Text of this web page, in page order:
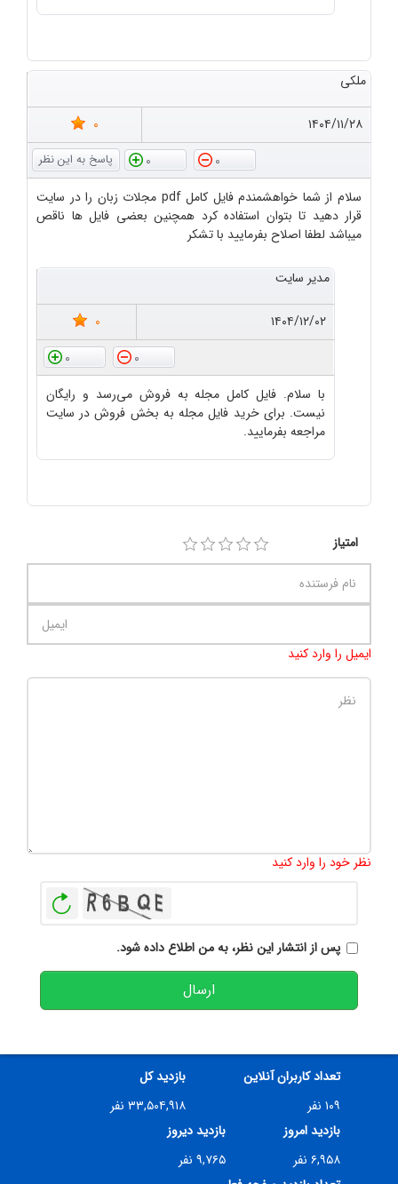
ملکی
۱۴۰۴/۱۱/۲۸
0
0
0
سلام از شما خواهشمندم فایل کامل pdf مجلات زبان را در سایت
قرار دهید تا بتوان استفاده کرد همچنین بعضی فایل ها ناقص
میباشد لطفا اصلاح بفرمایید با تشکر
مدیر سایت
۱۴۰۴/۱۲/۰۲
0
0
0
با سلام. فایل کامل مجله به فروش می‌رسد و رایگان
نیست. برای خرید فایل مجله به بخش فروش در سایت
مراجعه بفرمایید.
امتیاز
ایمیل را وارد کنید
نظر خود را وارد کنید
پس از انتشار این نظر، به من اطلاع داده شود.
ارسال
تعداد کاربران آنلاین
۱۰۹ نفر
بازدید کل
۳۳,۵۰۴,۹۱۸ نفر
بازدید امروز
۶,۹۵۸ نفر
بازدید دیروز
۹,۷۶۵ نفر